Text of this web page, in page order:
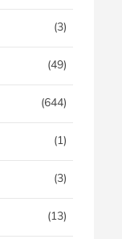
(3)
(49)
(644)
(1)
(3)
(13)